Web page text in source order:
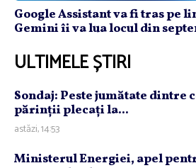
Google Assistant va fi tras pe
Gemini îi va lua locul din
ULTIMELE ȘTIRI
Sondaj: Peste jumătate dintre
părinţii plecaţi la...
astăzi, 14:53
Ministerul Energiei, apel